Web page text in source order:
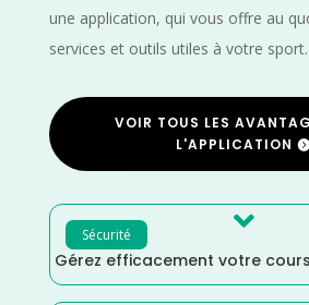
une application, qui vous offre au
services et outils utiles à votre sport.
VOIR TOUS LES
L'APPLICATION
Sécurité 
Gérez efficacement votre